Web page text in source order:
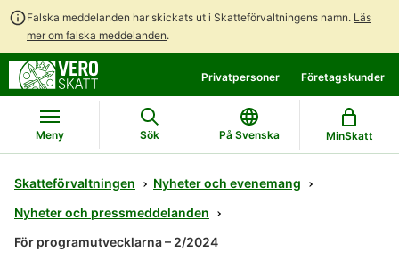
Falska meddelanden har skickats ut i Skatteförvaltningens namn. Läs
mer om falska meddelanden.
direkt
till
innehållet
till
hela
webbplatsens
sökning
Privatpersoner Företagskunder
Meny Sök På Svenska MinSkatt
Skatteförvaltningen
Nyheter och evenemang
Nyheter och pressmeddelanden
För programutvecklarna – 2/2024